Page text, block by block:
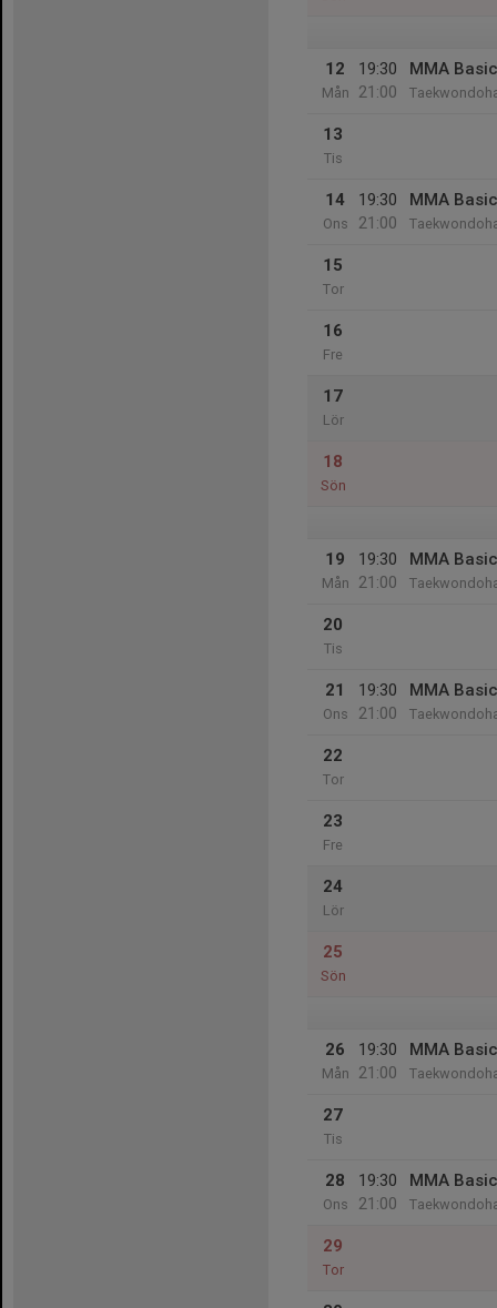
12
Mån
19:30
21:00
MMA Basic
13
Tis
14
Ons
19:30
21:00
MMA Basic
15
Tor
16
Fre
17
Lör
18
Sön
19
Mån
19:30
21:00
MMA Basic
20
Tis
21
Ons
19:30
21:00
MMA Basic
22
Tor
23
Fre
24
Lör
25
Sön
26
Mån
19:30
21:00
MMA Basic
27
Tis
28
Ons
19:30
21:00
MMA Basic
29
Tor